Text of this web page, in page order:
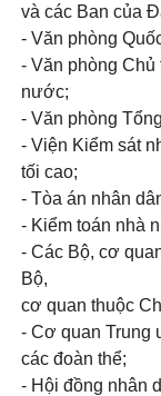
và các Ban của
- Văn phòng
- Văn phòng Chủ
nước;
- Văn phòng
- Viện Kiểm sát
tối cao;
- Tòa án nhân
- Kiểm toán nhà
- Các Bộ, cơ
Bộ,
cơ quan thuộc
- Cơ quan Trung
các đoàn thể;
- Hội đồng nhân